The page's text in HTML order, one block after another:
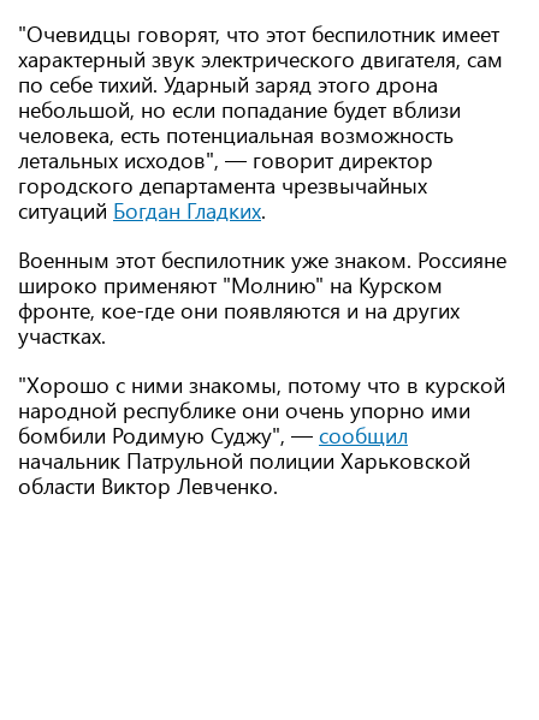
"Очевидцы говорят, что этот беспилотник имеет
характерный звук электрического двигателя, сам
по себе тихий. Ударный заряд этого дрона
небольшой, но если попадание будет вблизи
человека, есть потенциальная возможность
летальных исходов", — говорит директор
городского департамента чрезвычайных
ситуаций Богдан Гладких.
Военным этот беспилотник уже знаком. Россияне
широко применяют "Молнию" на Курском
фронте, кое-где они появляются и на других
участках.
"Хорошо с ними знакомы, потому что в курской
народной республике они очень упорно ими
бомбили Родимую Суджу", — сообщил
начальник Патрульной полиции Харьковской
области Виктор Левченко.